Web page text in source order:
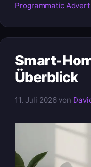
Programmatic
Smart-
Überblick
11. Juli 2026 von